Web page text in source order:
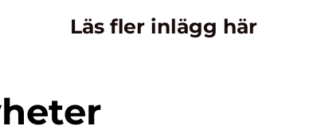
Läs fler inlägg här